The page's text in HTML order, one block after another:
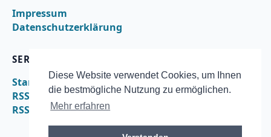
Diese Website verwendet Cookies, um Ihnen
die bestmögliche Nutzung zu ermöglichen.
Mehr erfahren
Impressum
Datenschutzerklärung
SERVICE
Startseite
RSS
RSS – geld